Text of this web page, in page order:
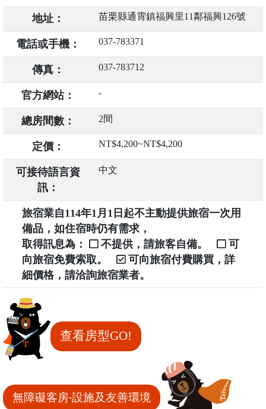
地址： 苗栗縣通霄鎮福興里11鄰福興126號
電話或手機： 037-783371
傳真： 037-783712
官方網站： -
總房間數： 2間
定價： NT$4,200~NT$4,200
可接待語言資
訊：
中文
旅宿業自114年1月1日起不主動提供旅宿一次用
備品，如住宿時仍有需求，
取得訊息為：
不提供，請旅客自備。
可
向旅宿免費索取。
可向旅宿付費購買，詳
細價格，請洽詢旅宿業者。
查看房型GO!
無障礙客房‧設施及友善環境